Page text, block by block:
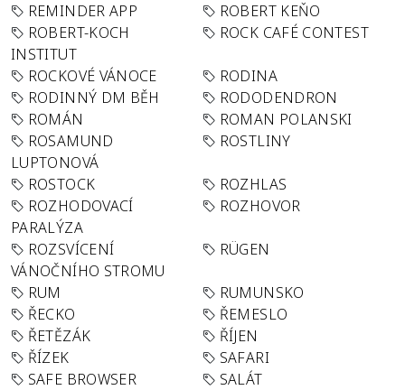
REMINDER APP
ROBERT KEŇO
ROBERT-KOCH
INSTITUT
ROCK CAFÉ CONTEST
ROCKOVÉ VÁNOCE
RODINA
RODINNÝ DM BĚH
RODODENDRON
ROMÁN
ROMAN POLANSKI
ROSAMUND
LUPTONOVÁ
ROSTLINY
ROSTOCK
ROZHLAS
ROZHODOVACÍ
PARALÝZA
ROZHOVOR
ROZSVÍCENÍ
VÁNOČNÍHO STROMU
RÜGEN
RUM
RUMUNSKO
ŘECKO
ŘEMESLO
ŘETĚZÁK
ŘÍJEN
ŘÍZEK
SAFARI
SAFE BROWSER
SALÁT